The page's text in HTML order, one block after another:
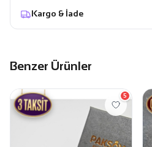
Kargo & İade
Benzer Ürünler
5